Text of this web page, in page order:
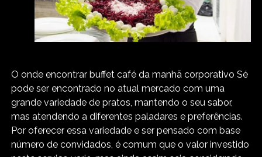
O onde encontrar buffet café da manhã corporativo Sé
pode ser encontrado no atual mercado com uma
grande variedade de pratos, mantendo o seu sabor,
mas atendendo a diferentes paladares e preferências.
Por oferecer essa variedade e ser pensado com base
número de convidados, é comum que o valor investido